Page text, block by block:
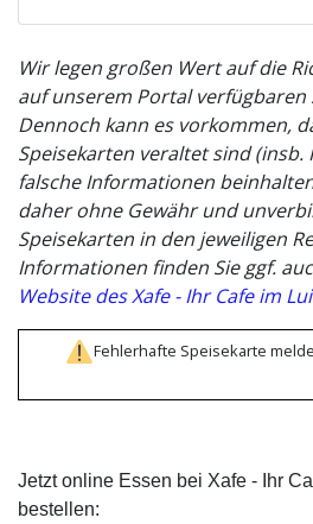
Wir legen großen Wert auf die
auf unserem Portal verfügbaren
Dennoch kann es vorkommen,
Speisekarten veraltet sind (insb.
falsche Informationen
daher ohne Gewähr und
Speisekarten in den jeweiligen
Informationen finden Sie ggf.
Website des Xafe - Ihr Cafe im
Fehlerhafte Speisekarte
Jetzt online Essen bei Xafe - Ihr
bestellen: